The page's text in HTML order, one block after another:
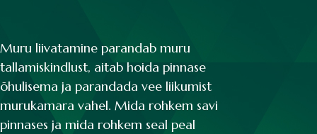
Muru liivatamine parandab muru
tallamiskindlust, aitab hoida pinnase
õhulisema ja parandada vee liikumist
murukamara vahel. Mida rohkem savi
pinnases ja mida rohkem seal peal